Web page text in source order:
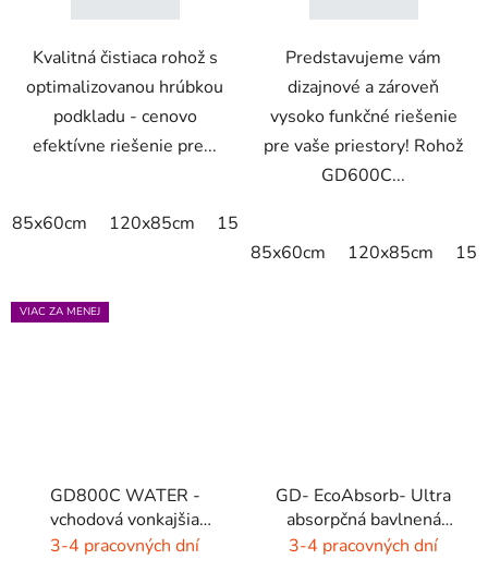
Kvalitná čistiaca rohož s
optimalizovanou hrúbkou
podkladu - cenovo
efektívne riešenie pre...
85x60cm 120x85cm 150x85cm
Predstavujeme vám
dizajnové a zároveň
vysoko funkčné riešenie
pre vaše priestory! Rohož
GD600C...
85x60cm 120x85cm
VIAC ZA MENEJ
GD800C WATER -
vchodová vonkajšia
rohož - hnedá - čierna
3-4 pracovných dní
GD- EcoAbsorb- Ultra
absorpčná bavlnená
rohož -sivý melír
3-4 pracovných dní